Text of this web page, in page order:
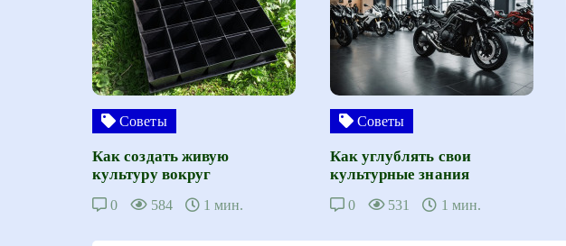
Советы
Как создать живую
культуру вокруг
0 584 1 мин.
Советы
Как углублять свои
культурные знания
0 531 1 мин.